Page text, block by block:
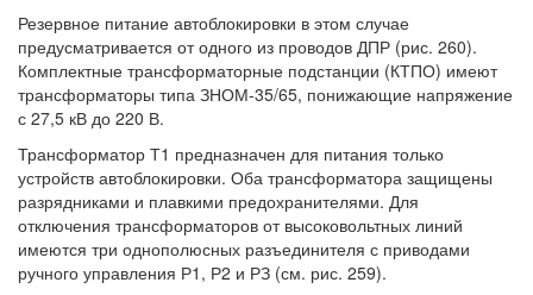
Резервное питание автоблокировки в этом случае
предусматривается от одного из проводов ДПР (рис. 260).
Комплектные трансформаторные подстанции (КТПО) имеют
трансформаторы типа ЗНОМ-35/65, понижающие напряжение
с 27,5 кВ до 220 В.
Трансформатор Т1 предназначен для питания только
устройств автоблокировки. Оба трансформатора защищены
разрядниками и плавкими предохранителями. Для
отключения трансформаторов от высоковольтных линий
имеются три однополюсных разъединителя с приводами
ручного управления Р1, Р2 и РЗ (см. рис. 259).